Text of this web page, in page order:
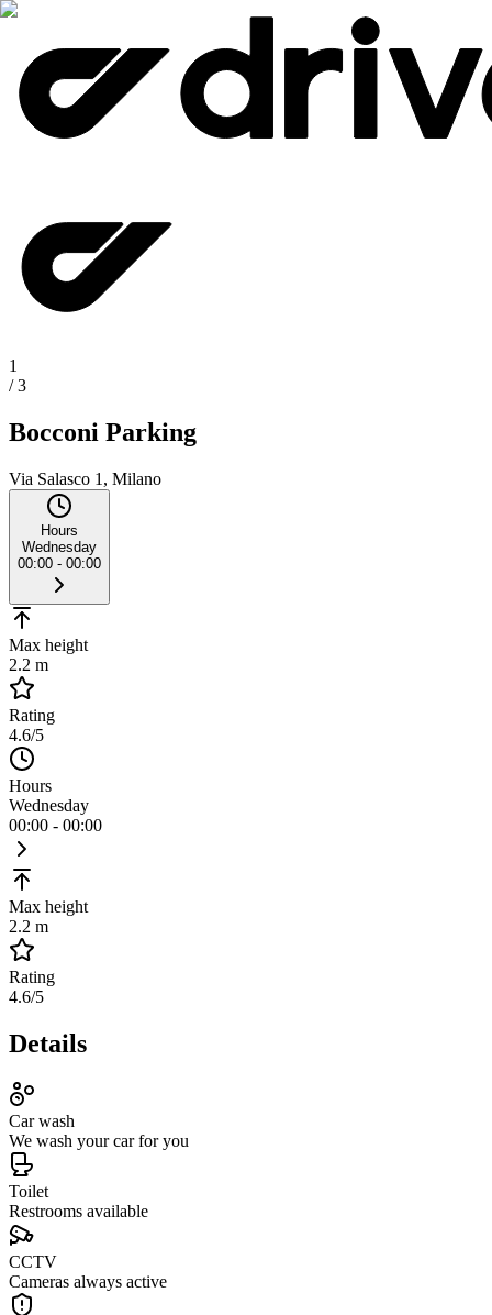
1
/3
Bocconi Parking
Via Salasco 1, Milano
Hours
Wednesday
00:00 - 00:00
Max height
2.2 m
Rating
4.6/5
Hours
Wednesday
00:00 - 00:00
Max height
2.2 m
Rating
4.6/5
Details
Car wash
We wash your car for you
Toilet
Restrooms available
CCTV
Cameras always active